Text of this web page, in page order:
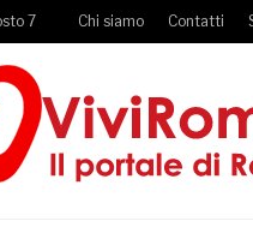
7 Chi siamo Contatti